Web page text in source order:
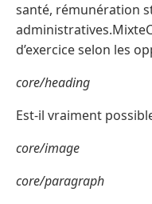
santé, rémunération
d’exercice selon les
core/heading
Est-il vraiment
core/image
core/paragraph